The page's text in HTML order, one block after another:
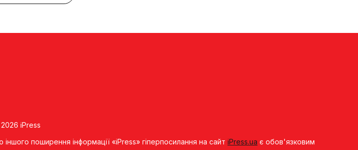
iPress
поширення інформації «iPress» гіперпосилання на сайт iPress.ua є обов'язковим